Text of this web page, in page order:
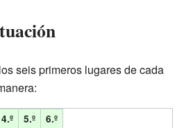
seis primeros lugares de cada
4.º 5.º
6.º